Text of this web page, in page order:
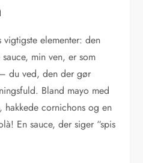
elementer: den
min ven, er som
du ved, den der gør
Bland mayo med
hakkede cornichons og en
En sauce, der siger “spis